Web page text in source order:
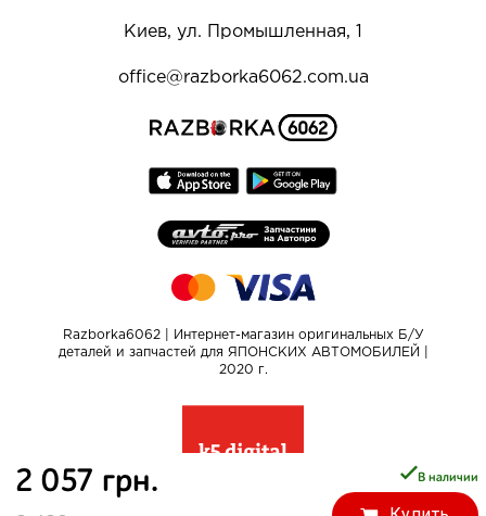
2 057 грн. В наличии
Киев, ул. Промышленная, 1
office@razborka6062.com.ua
Razborka6062 | Интернет-магазин оригинальных Б/У
деталей и запчастей для ЯПОНСКИХ АВТОМОБИЛЕЙ |
2020 г.